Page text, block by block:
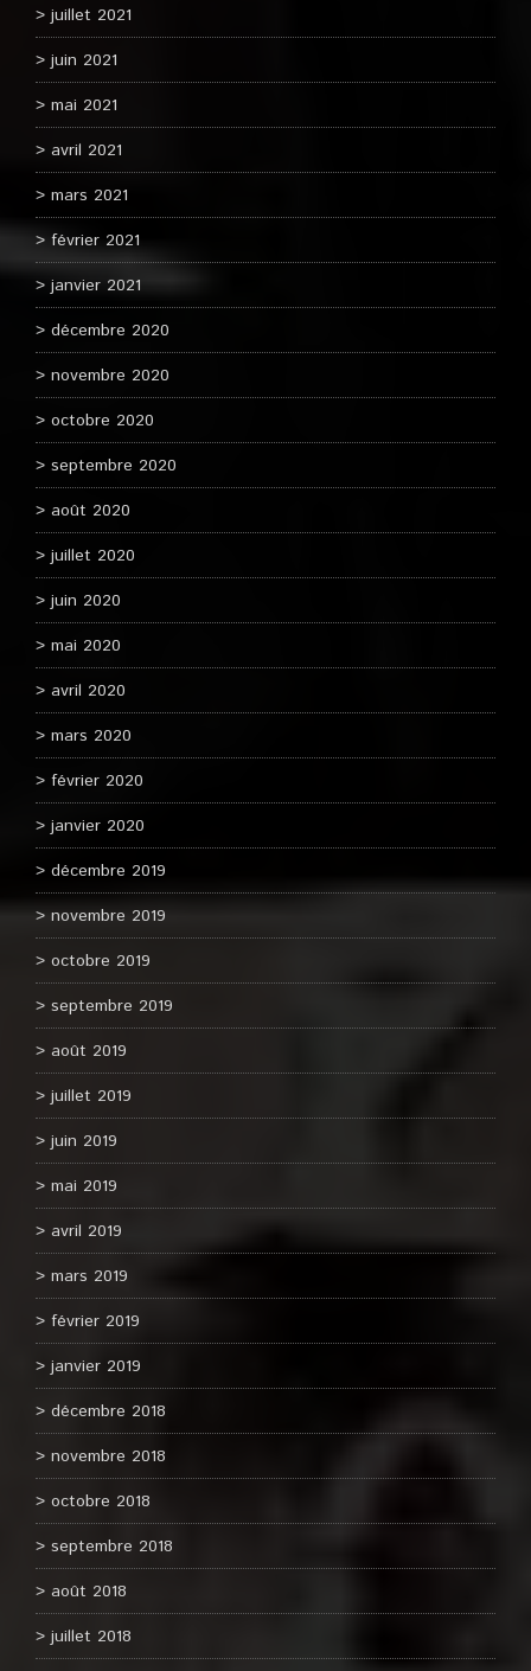
juillet 2021
juin 2021
mai 2021
avril 2021
mars 2021
février 2021
janvier 2021
décembre 2020
novembre 2020
octobre 2020
septembre 2020
août 2020
juillet 2020
juin 2020
mai 2020
avril 2020
mars 2020
février 2020
janvier 2020
décembre 2019
novembre 2019
octobre 2019
septembre 2019
août 2019
juillet 2019
juin 2019
mai 2019
avril 2019
mars 2019
février 2019
janvier 2019
décembre 2018
novembre 2018
octobre 2018
septembre 2018
août 2018
juillet 2018